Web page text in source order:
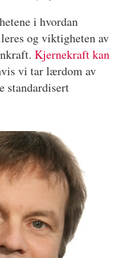
i hvordan
og viktigheten av
Kjernekraft kan
vi tar lærdom av
standardisert